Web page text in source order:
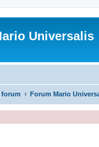
Universalis
Forum Mario